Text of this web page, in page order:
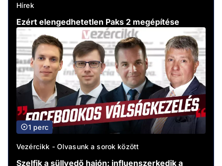
Hírek
Ezért elengedhetetlen Paks 2 megépítése
1 perc
Vezércikk - Olvasunk a sorok között
Szelfik a süllyedő hajón: influenszerkedik a